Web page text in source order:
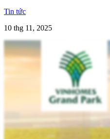
Tin tức
10 thg 11, 2025